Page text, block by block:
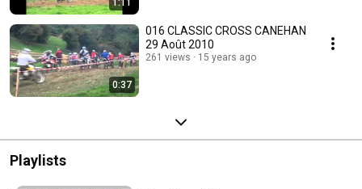
1:11
0:37
016 CLASSIC CROSS CANEHAN
29 Août 2010
261 views 15 years ago
Playlists